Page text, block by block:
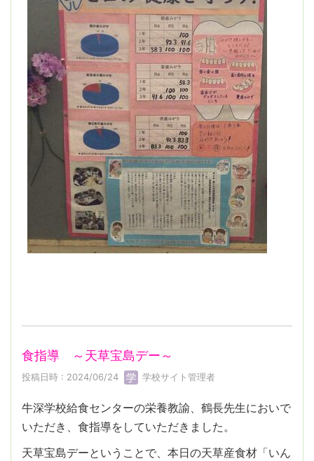
食指導 ～天草宝島デー～
投稿日時 : 2024/06/24 学校サイト管理者
牛深学校給食センターの栄養教諭、鶴長先生においで
いただき、食指導をしていただきました。
天草宝島デーということで、本日の天草産食材「いん